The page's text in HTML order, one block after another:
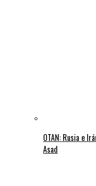
OTAN: Rusia e
Asad